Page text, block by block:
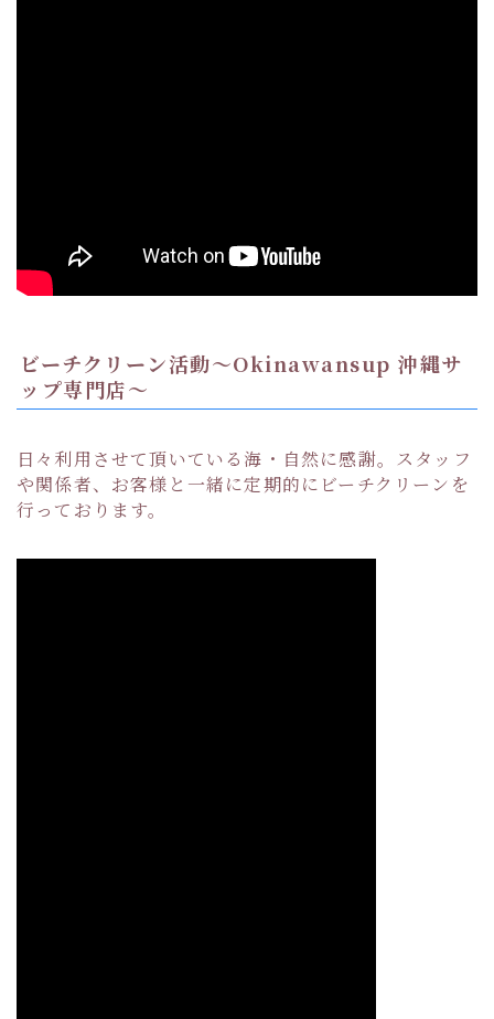
ビーチクリーン活動〜Okinawansup 沖縄サ
ップ専門店〜
日々利用させて頂いている海・自然に感謝。スタッフ
や関係者、お客様と一緒に定期的にビーチクリーンを
行っております。